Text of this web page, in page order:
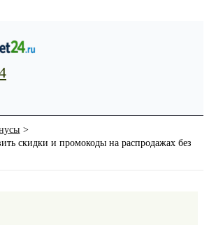
скидки и промокоды на распродажах без